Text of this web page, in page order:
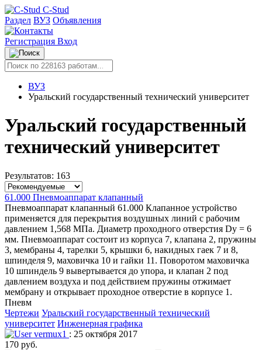
C-Stud
Раздел ВУЗ Объявления
Регистрация Вход
ВУЗ
Уральский государственный технический университет
Уральский государственный
технический университет
Результатов: 163
61.000 Пневмоаппарат клапанный
Пневмоаппарат клапанный 61.000 Клапанное устройство
применяется для перекрытия воздушных линий с рабочим
давлением 1,568 МПа. Диаметр проходного отверстия Dy = 6
мм. Пневмоаппарат состоит из корпуса 7, клапана 2, пружины
3, мембраны 4, тарелки 5, крышки 6, накидных гаек 7 и 8,
шпинделя 9, маховичка 10 и гайки 11. Поворотом маховичка
10 шпиндель 9 вывертывается до упора, и клапан 2 под
давлением воздуха и под действием пружины отжимает
мембрану и открывает проходное отверстие в корпусе 1.
Пневм
Чертежи Уральский государственный технический
университет Инженерная графика
vermux1 : 25 октября 2017
170 руб.